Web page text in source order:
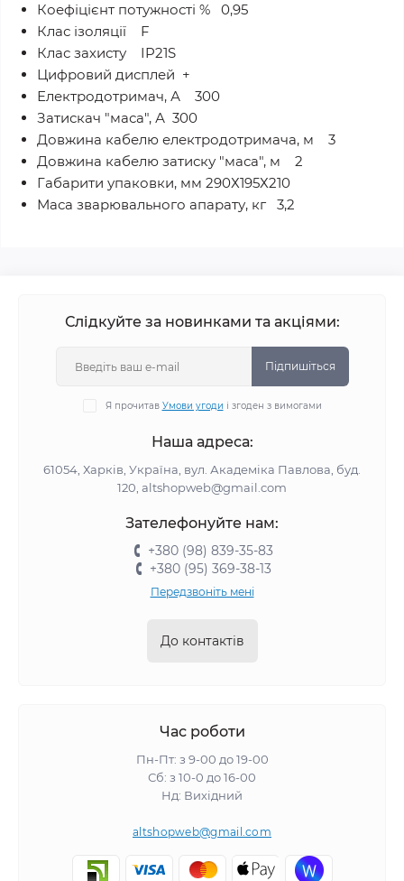
Коефіцієнт потужності % 0,95
Клас ізоляції F
Клас захисту IP21S
Цифровий дисплей +
Електродотримач, А 300
Затискач "маса", А 300
Довжина кабелю електродотримача, м 3
Довжина кабелю затиску "маса", м 2
Габарити упаковки, мм 290Х195Х210
Маса зварювального апарату, кг 3,2
Слідкуйте за новинками та акціями:
Підпишіться
Я прочитав Умови угоди і згоден з вимогами
Наша адреса:
61054, Харків, Україна, вул. Академіка Павлова, буд.
120, altshopweb@gmail.com
Зателефонуйте нам:
+380 (98) 839-35-83
+380 (95) 369-38-13
Передзвоніть мені
До контактів
Час роботи
Пн-Пт: з 9-00 до 19-00
Сб: з 10-0 до 16-00
Нд: Вихідний
altshopweb@gmail.com